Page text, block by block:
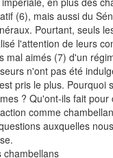
(6), mais aussi du
Pourtant, seuls
l'attention de leurs
mal aimés (7) d'un
n'ont pas été
pris le plus. Pourquoi
? Qu'ont-ils fait pour
comme
auxquelles
chambellans